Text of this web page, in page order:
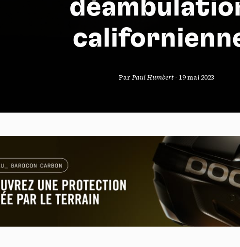
ParPaul Humbert-19 mai 2023
Tout accepter
Vidéos